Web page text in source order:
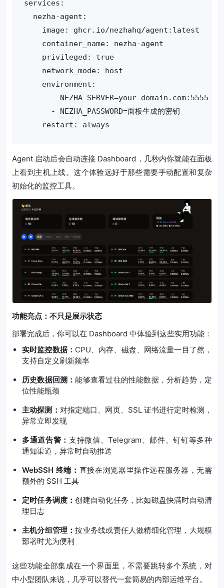
services:
  nezha-agent:
    image: ghcr.io/nezhahq/agent:latest
    container_name: nezha-agent
    privileged: true
    network_mode: host
    environment:
      - NEZHA_SERVER=your-domain.com:5555
      - NEZHA_PASSWORD=面板生成的密钥
Agent 启动后会自动连接 Dashboard，几秒内你就能在面板
上看到主机上线。这个体验远好于那些需要手动配置和复杂
初始化的监控工具。
功能亮点：不只是展示状态
部署完成后，你可以在 Dashboard 中体验到这些实用功能：
实时监控数据： CPU、内存、磁盘、网络流量一目了然，
支持自定义刷新频率
历史数据回溯：能够查看过往的性能数据，分析趋势，定
位性能瓶颈
主动探测： 对指定端口、网页、SSL 证书进行定时检测，
异常立即发现
多通道告警： 支持微信、Telegram、邮件、钉钉等多种
通知渠道，异常时自动推送
WebSSH 终端： 直接在浏览器里操作远程服务器，无需
额外的 SSH 工具
定时任务调度：创建自动化任务，比如磁盘快满时自动清
理日志
主机分组管理：按业务线或责任人做精细化管理，大规模
部署时尤为便利
这些功能全部集成在一个界面里，不需要跳转多个系统，对
中小型团队来说，几乎可以替代一套简易的内部运维平台。